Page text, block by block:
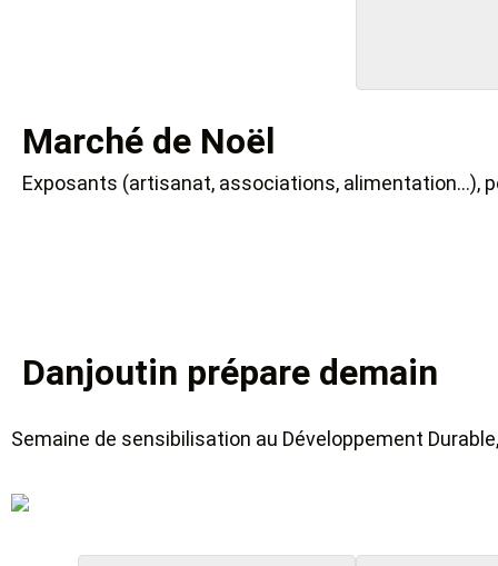
Marché de Noël
Exposants (artisanat, associations, alimentation…),
Danjoutin prépare demain
Semaine de sensibilisation au Développement